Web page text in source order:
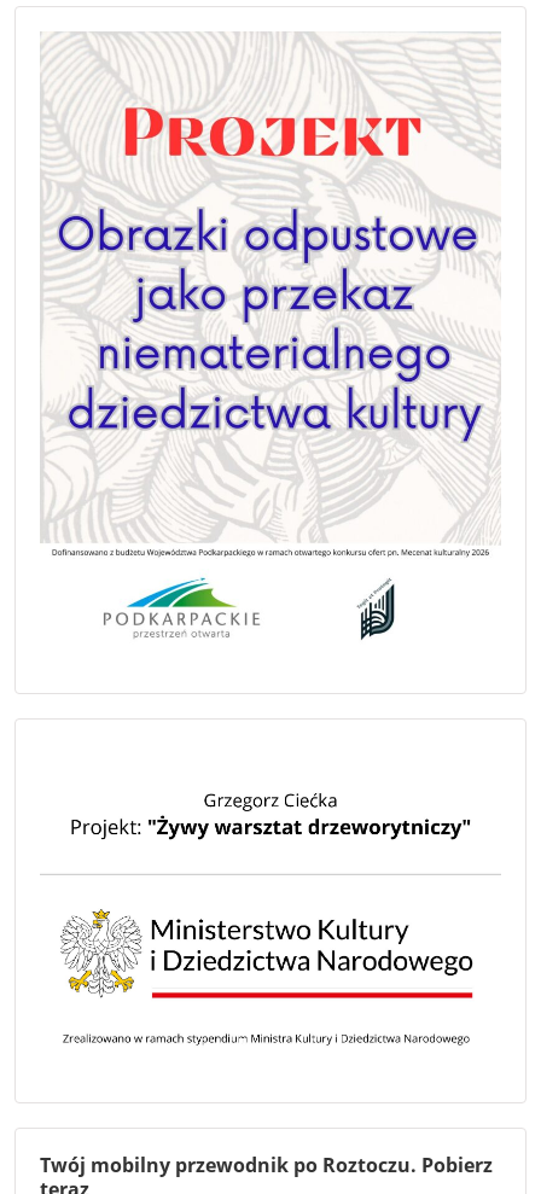
Twój mobilny przewodnik po Roztoczu. Pobierz